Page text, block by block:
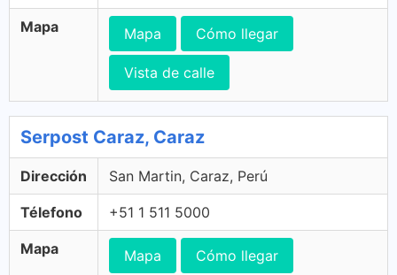
Mapa Mapa Cómo llegar
Vista de calle
Serpost Caraz, Caraz
Dirección San Martin, Caraz, Perú
Télefono +51 1 511 5000
Mapa Mapa Cómo llegar